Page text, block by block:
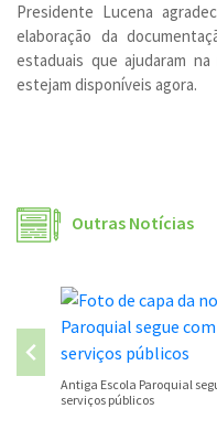
Presidente Lucena
elaboração da
estaduais que ajudaram
estejam disponíveis agora.
Outras Notícias
Antiga Escola Paroquial
serviços públicos